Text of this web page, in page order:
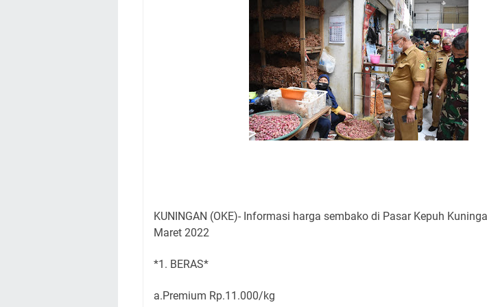
Uniku Jadi Tuan Rumah Pendampingan Penyusunan Dokumen SPMI
Sudahkah Kita Merdeka Dari Hawa Nafsu?
Info Sembako di Pasar Kepuh Kuningan Kamis 6 Agustus 2026,
Agenda Kegiatan Bupati Kuningan Jumat 7 Agustus 2026 Ada Tiga,
Hanya Satu
Ini Empat Lokasi Samsat Keliling Kuningan Jumat 7 Agustus 2026
Jumat 7 Agustus 2026 Mobil SIM Keliling Ada di Kecamatan
KUNINGAN (OKE)- Informasi harga sembako di Pasar Kepuh
Maret 2022
*1. BERAS*
a.Premium Rp.11.000/kg